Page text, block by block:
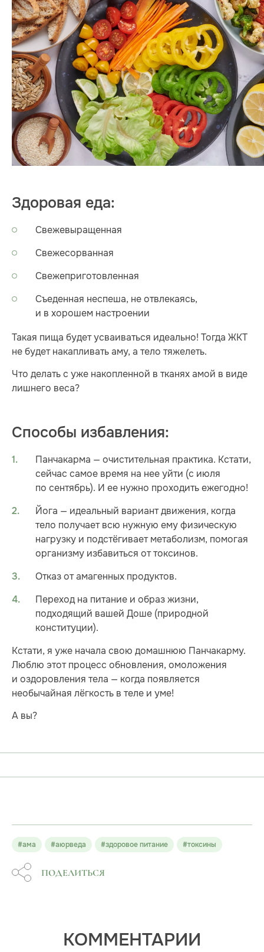
Здоровая еда:
Свежевыращенная
Свежесорванная
Свежеприготовленная
Съеденная неспеша, не отвлекаясь,
и в хорошем настроении
Такая пища будет усваиваться идеально! Тогда ЖКТ
не будет накапливать аму, а тело тяжелеть.
Что делать с уже накопленной в тканях амой в виде
лишнего веса?
Способы избавления:
Панчакарма — очистительная практика. Кстати,
сейчас самое время на нее уйти (с июля
по сентябрь). И ее нужно проходить ежегодно!
Йога — идеальный вариант движения, когда
тело получает всю нужную ему физическую
нагрузку и подстёгивает метаболизм, помогая
организму избавиться от токсинов.
Отказ от амагенных продуктов.
Переход на питание и образ жизни,
подходящий вашей Доше (природной
конституции).
Кстати, я уже начала свою домашнюю Панчакарму.
Люблю этот процесс обновления, омоложения
и оздоровления тела — когда появляется
необычайная лёгкость в теле и уме!
А вы?
#ама #аюрведа #здоровое питание #токсины
ПОДЕЛИТЬСЯ
КОММЕНТАРИИ